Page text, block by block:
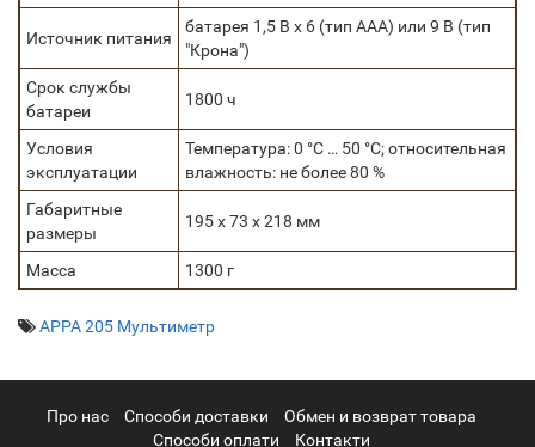
Источник питания
батарея 1,5 В х 6 (тип ААА) или 9 В (тип
"Крона")
Срок службы
батареи
1800 ч
Условия
эксплуатации
Температура: 0 °С … 50 °С; относительная
влажность: не более 80 %
Габаритные
размеры
195 х 73 х 218 мм
Масса 1300 г
APPA 205 Мультиметр
Про нас Cпособи доставки
Обмен и возврат товара
Способи оплати
Контакти